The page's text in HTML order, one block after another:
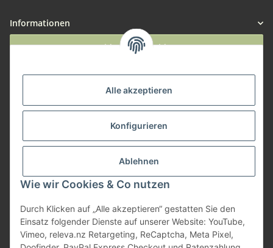
Alle akzeptieren
Konfigurieren
Ablehnen
Wie wir Cookies & Co nutzen
Durch Klicken auf „Alle akzeptieren“ gestatten Sie den
Einsatz folgender Dienste auf unserer Website: YouTube,
Vimeo, releva.nz Retargeting, ReCaptcha, Meta Pixel,
Informationen
Widerruf anmelden
Herstellerinformationen